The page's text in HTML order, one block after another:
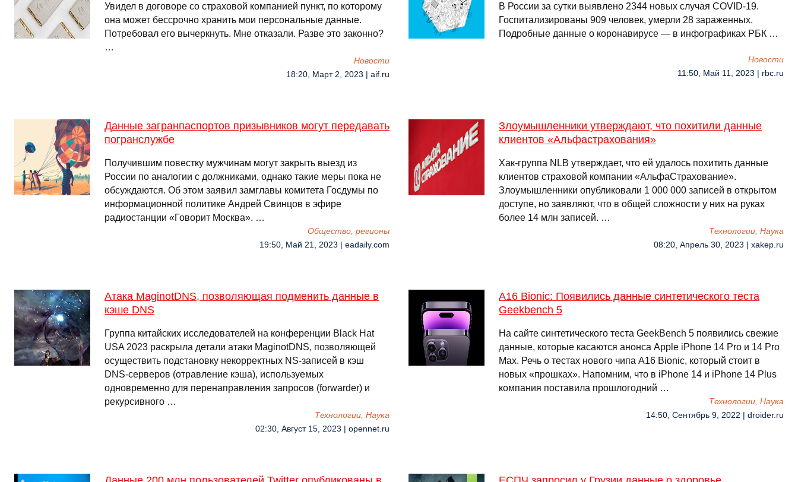
Увидел в договоре со страховой компанией пункт, по которому
она может бессрочно хранить мои персональные данные.
Потребовал его вычеркнуть. Мне отказали. Разве это законно?
…
Новости
18:20, Март 2, 2023 | aif.ru
В России за сутки выявлено 2344 новых случая COVID-19.
Госпитализированы 909 человек, умерли 28 зараженных.
Подробные данные о коронавирусе — в инфографиках РБК …
Новости
11:50, Май 11, 2023 | rbc.ru
Данные загранпаспортов призывников могут передавать
погранслужбе
Получившим повестку мужчинам могут закрыть выезд из
России по аналогии с должниками, однако такие меры пока не
обсуждаются. Об этом заявил замглавы комитета Госдумы по
информационной политике Андрей Свинцов в эфире
радиостанции «Говорит Москва». …
Общество, регионы
19:50, Май 21, 2023 | eadaily.com
Злоумышленники утверждают, что похитили данные
клиентов «Альфастрахования»
Хак-группа NLB утверждает, что ей удалось похитить данные
клиентов страховой компании «АльфаСтрахование».
Злоумышленники опубликовали 1 000 000 записей в открытом
доступе, но заявляют, что в общей сложности у них на руках
более 14 млн записей. …
Технологии, Наука
08:20, Апрель 30, 2023 | xakep.ru
Атака MaginotDNS, позволяющая подменить данные в
кэше DNS
Группа китайских исследователей на конференции Black Hat
USA 2023 раскрыла детали атаки MaginotDNS, позволяющей
осуществить подстановку некорректных NS-записей в кэш
DNS-серверов (отравление кэша), используемых
одновременно для перенаправления запросов (forwarder) и
рекурсивного …
Технологии, Наука
02:30, Август 15, 2023 | opennet.ru
A16 Bionic: Появились данные синтетического теста
Geekbench 5
На сайте синтетического теста GeekBench 5 появились свежие
данные, которые касаются анонса Apple iPhone 14 Pro и 14 Pro
Max. Речь о тестах нового чипа A16 Bionic, который стоит в
новых «прошках». Напомним, что в iPhone 14 и iPhone 14 Plus
компания поставила прошлогодний …
Технологии, Наука
14:50, Сентябрь 9, 2022 | droider.ru